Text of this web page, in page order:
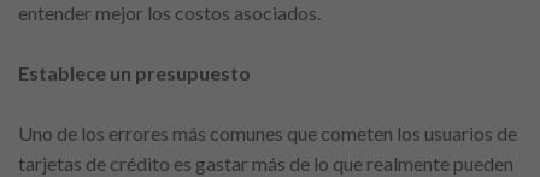
entender mejor los costos asociados.
Establece un presupuesto
Uno de los errores más comunes que cometen los usuarios de
tarjetas de crédito es gastar más de lo que realmente pueden